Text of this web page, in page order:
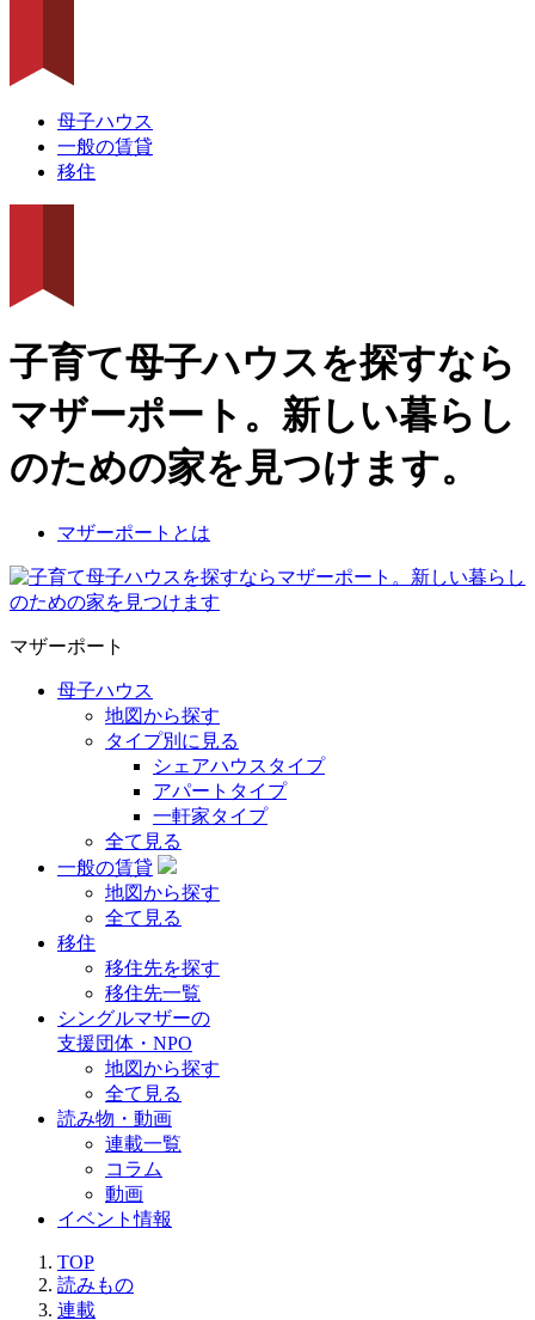
母子ハウス
一般の賃貸
移住
子育て母子ハウスを探すなら
マザーポート。新しい暮らし
のための家を見つけます。
マザーポートとは
マザーポート
母子ハウス
地図から探す
タイプ別に見る
シェアハウスタイプ
アパートタイプ
一軒家タイプ
全て見る
一般の賃貸
地図から探す
全て見る
移住
移住先を探す
移住先一覧
シングルマザーの
支援団体・NPO
地図から探す
全て見る
読み物・動画
連載一覧
コラム
動画
イベント情報
TOP
読みもの
連載